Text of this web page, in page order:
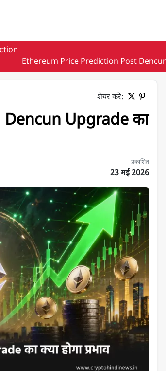
Ethereum Price Prediction Post
शेयर करें:
Upgrade का
प्रकाशित
23 मई 2026